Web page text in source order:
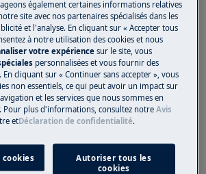
de sécurité si vous effectuez
maintenance ou de réparation
ressorts.
DE PINCEMENT
également certaines informations relatives
site avec nos partenaires spécialisés dans les
et l'analyse. En cliquant sur « Accepter tous
à notre utilisation des cookies et nous
votre expériencesur le site, vous
personnalisées et vous fournir des
cliquant sur « Continuer sans accepter », vous
non essentiels, ce qui peut avoir un impact sur
et les services que nous sommes en
Pour plus d'informations, consultez notreAvis
etDéclaration de confidentialité.
cookies
Autoriser tous les
cookies